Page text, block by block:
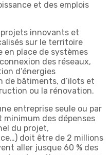
et des emplois
innovants et
sur le territoire
place de systèmes
des réseaux,
d’énergies
de bâtiments, d’ilots et
ou la rénovation.
entreprise seule ou par
des dépenses
du projet,
doit être de 2 millions
aller jusque 60 % des